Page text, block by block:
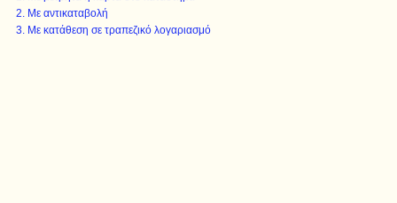
Με αντικαταβολή
Με κατάθεση σε τραπεζικό λογαριασμό